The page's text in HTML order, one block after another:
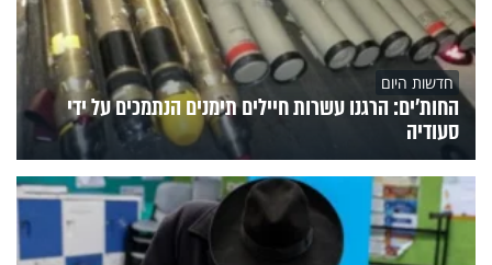
חדשות היום
החות'ים: הרגנו עשרות חיילים תימנים הנתמכים על ידי
סעודיה